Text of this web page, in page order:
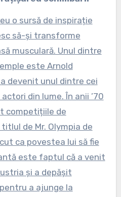
o sursă de inspirație
să-și transforme
musculară. Unul dintre
este Arnold
devenit unul dintre cei
din lume. În anii ’70
competițiile de
de Mr. Olympia de
ca povestea lui să fie
este faptul că a venit
și a depășit
a ajunge la